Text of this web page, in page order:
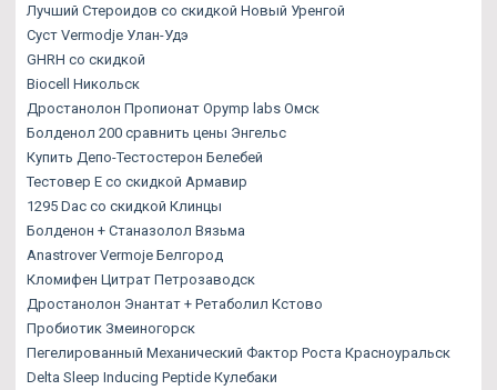
Лучший Стероидов со скидкой Новый Уренгой
Суст Vermodje Улан-Удэ
GHRH со скидкой
Biocell Никольск
Дростанолон Пропионат Opymp labs Омск
Болденол 200 сравнить цены Энгельс
Купить Депо-Тестостерон Белебей
Тестовер Е со скидкой Армавир
1295 Dac со скидкой Клинцы
Болденон + Станазолол Вязьма
Anastrover Vermoje Белгород
Кломифен Цитрат Петрозаводск
Дростанолон Энантат + Ретаболил Кстово
Пробиотик Змеиногорск
Пегелированный Механический Фактор Роста Красноуральск
Delta Sleep Inducing Peptide Кулебаки